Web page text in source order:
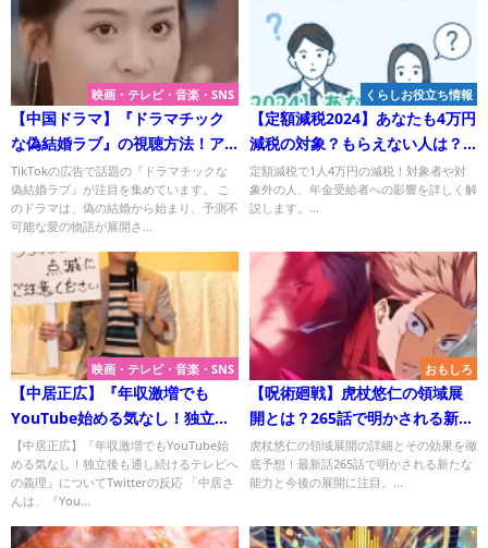
映画・テレビ・音楽・SNS
【中国ドラマ】『ドラマチック
な偽結婚ラブ』の視聴方法！ア
プリ「Drama BOX」と
「WeChat」で！
TikTokの広告で話題の『ドラマチックな
偽結婚ラブ』が注目を集めています。 こ
のドラマは、偽の結婚から始まり、予測不
可能な愛の物語が展開さ...
くらしお役立ち情報
【定額減税2024】あなたも4万円
減税の対象？もらえない人は？
年金受給者は？
定額減税で1人4万円の減税！対象者や対
象外の人、年金受給者への影響を詳しく解
説します。...
映画・テレビ・音楽・SNS
【中居正広】『年収激増でも
YouTube始める気なし！独立後
も通し続けるテレビへの義理』
について
【中居正広】『年収激増でもYouTube始
める気なし！独立後も通し続けるテレビへ
の義理』についてTwitterの反応 「中居さ
んは、『You...
おもしろ
【呪術廻戦】虎杖悠仁の領域展
開とは？265話で明かされる新た
な力を予想＜ネタバレ注意＞
虎杖悠仁の領域展開の詳細とその効果を徹
底予想！最新話265話で明かされる新たな
能力と今後の展開に注目。...